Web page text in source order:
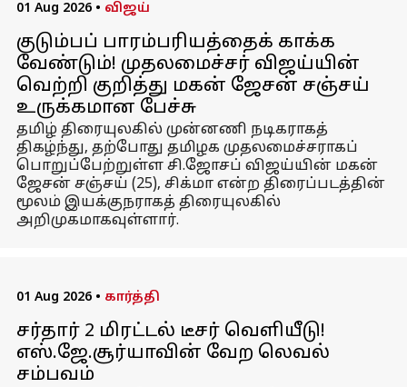
01 Aug 2026 • விஜய்
குடும்பப் பாரம்பரியத்தைக் காக்க
வேண்டும்! முதலமைச்சர் விஜய்யின்
வெற்றி குறித்து மகன் ஜேசன் சஞ்சய்
உருக்கமான பேச்சு
தமிழ் திரையுலகில் முன்னணி நடிகராகத்
திகழ்ந்து, தற்போது தமிழக முதலமைச்சராகப்
பொறுப்பேற்றுள்ள சி.ஜோசப் விஜய்யின் மகன்
ஜேசன் சஞ்சய் (25), சிக்மா என்ற திரைப்படத்தின்
மூலம் இயக்குநராகத் திரையுலகில்
அறிமுகமாகவுள்ளார்.
01 Aug 2026 • கார்த்தி
சர்தார் 2 மிரட்டல் டீசர் வெளியீடு!
எஸ்.ஜே.சூர்யாவின் வேற லெவல்
சம்பவம்